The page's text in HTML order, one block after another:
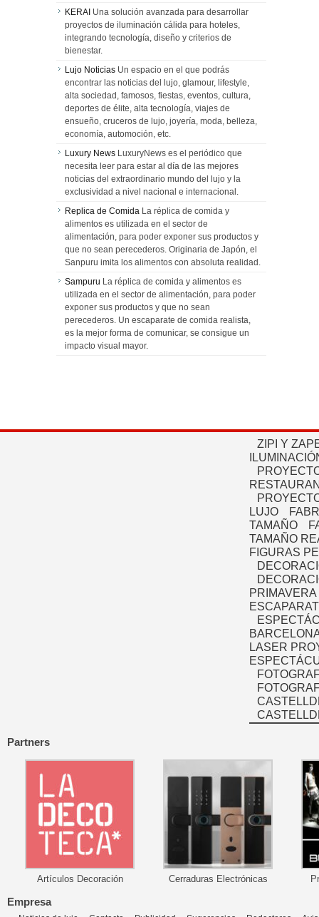
KERAI Una solución avanzada para desarrollar
proyectos de iluminación cálida para hoteles,
integrando tecnología, diseño y criterios de
bienestar.
Lujo Noticias Un espacio en el que podrás
encontrar las noticias del lujo, glamour, lifestyle,
alta sociedad, famosos, fiestas, eventos, cultura,
deportes de élite, alta tecnología, viajes de
ensueño, cruceros de lujo, joyería, moda, belleza,
economía, automoción, etc.
Luxury News LuxuryNews es el periódico que
necesita leer para estar al día de las mejores
noticias del extraordinario mundo del lujo y la
exclusividad a nivel nacional e internacional.
Replica de Comida La réplica de comida y
alimentos es utilizada en el sector de
alimentación, para poder exponer sus productos y
que no sean perecederos. Originaria de Japón, el
Sanpuru imita los alimentos con absoluta realidad.
Sampuru La réplica de comida y alimentos es
utilizada en el sector de alimentación, para poder
exponer sus productos y que no sean
perecederos. Un escaparate de comida realista,
es la mejor forma de comunicar, se consigue un
impacto visual mayor.
ZIPI Y
LUJO
TAMAÑO
TAMAÑO
FIGURAS
PRIMAVERA
LASER
Partners
Artículos Decoración Cerraduras Electrónicas
Empresa